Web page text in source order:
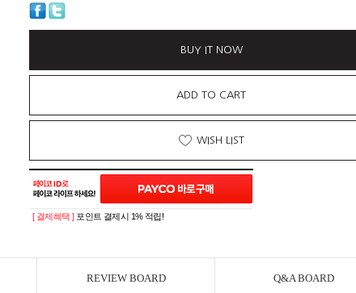
BUY IT NOW
ADD TO CART
WISH LIST
[ 결제혜택 ] 포인트 결제시 1% 적립!
REVIEW BOARD Q&A BOARD